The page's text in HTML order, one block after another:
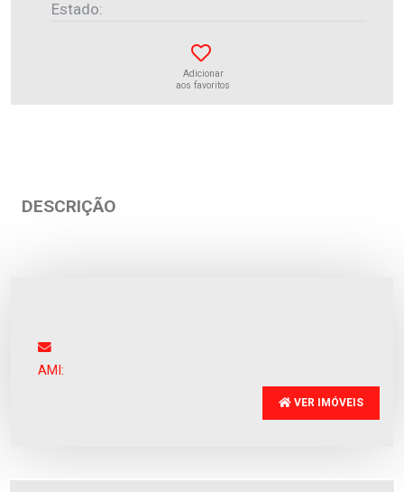
Estado:
Adicionar
aos favoritos
Venda
DESCRIÇÃO
AMI:
VER IMÓVEIS